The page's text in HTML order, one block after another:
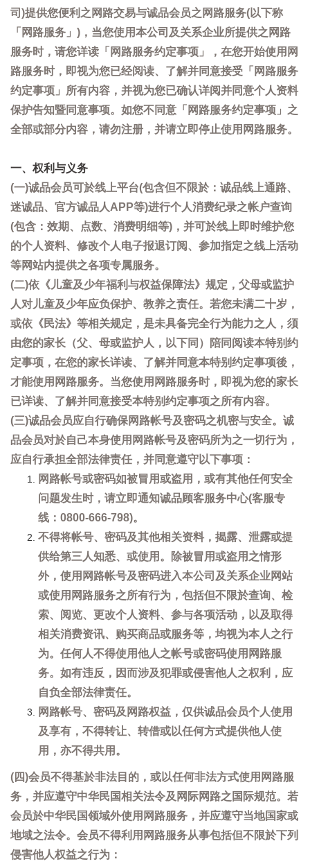
司)提供您便利之网路交易与诚品会员之网路服务(以下称
「网路服务」)，当您使用本公司及关系企业所提供之网路
服务时，请您详读「网路服务约定事项」，在您开始使用网
路服务时，即视为您已经阅读、了解并同意接受「网路服务
约定事项」所有内容，并视为您已确认详阅并同意个人资料
保护告知暨同意事项。如您不同意「网路服务约定事项」之
全部或部分内容，请勿注册，并请立即停止使用网路服务。
一、权利与义务
(一)诚品会员可於线上平台(包含但不限於：诚品线上通路、
迷诚品、官方诚品人APP等)进行个人消费纪录之帐户查询
(包含：效期、点数、消费明细等)，并可於线上即时维护您
的个人资料、修改个人电子报退订阅、参加指定之线上活动
等网站内提供之各项专属服务。
(二)依《儿童及少年福利与权益保障法》规定，父母或监护
人对儿童及少年应负保护、教养之责任。若您未满二十岁，
或依《民法》等相关规定，是未具备完全行为能力之人，须
由您的家长（父、母或监护人，以下同）陪同阅读本特别约
定事项，在您的家长详读、了解并同意本特别约定事项後，
才能使用网路服务。当您使用网路服务时，即视为您的家长
已详读、了解并同意接受本特别约定事项之所有内容。
(三)诚品会员应自行确保网路帐号及密码之机密与安全。诚
品会员对於自己本身使用网路帐号及密码所为之一切行为，
应自行承担全部法律责任，并同意遵守以下事项：
网路帐号或密码如被冒用或盗用，或有其他任何安全
问题发生时，请立即通知诚品顾客服务中心(客服专
线：0800-666-798)。
不得将帐号、密码及其他相关资料，揭露、泄露或提
供给第三人知悉、或使用。除被冒用或盗用之情形
外，使用网路帐号及密码进入本公司及关系企业网站
或使用网路服务之所有行为，包括但不限於查询、检
索、阅览、更改个人资料、参与各项活动，以及取得
相关消费资讯、购买商品或服务等，均视为本人之行
为。任何人不得使用他人之帐号或密码使用网路服
务。如有违反，因而涉及犯罪或侵害他人之权利，应
自负全部法律责任。
网路帐号、密码及网路权益，仅供诚品会员个人使用
及享有，不得转让、转借或以任何方式提供他人使
用，亦不得共用。
(四)会员不得基於非法目的，或以任何非法方式使用网路服
务，并应遵守中华民国相关法令及网际网路之国际规范。若
会员於中华民国领域外使用网路服务，并应遵守当地国家或
地域之法令。会员不得利用网路服务从事包括但不限於下列
侵害他人权益之行为：